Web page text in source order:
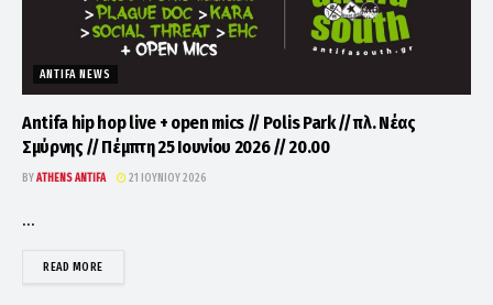
ANTIFA NEWS
Antifa hip hop live + open mics // Polis Park // πλ. Νέας
Σμύρνης // Πέμπτη 25 Ιουνίου 2026 // 20.00
BYATHENS ANTIFA 21 ΙΟΥΝΊΟΥ 2026
...
READ MOREDETAILS